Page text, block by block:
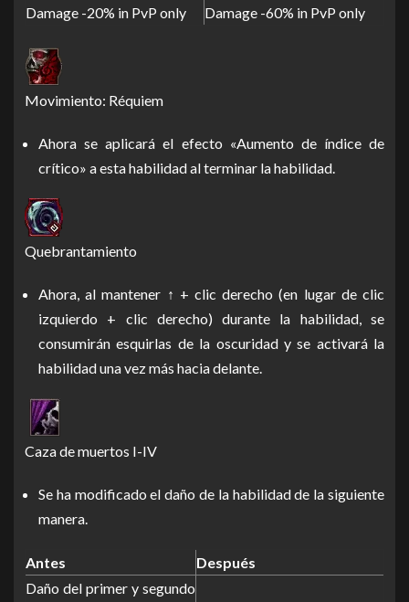
Damage -20% in PvP only Damage -60% in PvP only
Movimiento: Réquiem
Ahora se aplicará el efecto «Aumento de índice de
crítico» a esta habilidad al terminar la habilidad.
Quebrantamiento
Ahora, al mantener ↑ + clic derecho (en lugar de clic
izquierdo + clic derecho) durante la habilidad, se
consumirán esquirlas de la oscuridad y se activará la
habilidad una vez más hacia delante.
Caza de muertos I-IV
Se ha modificado el daño de la habilidad de la siguiente
manera.
Antes
Después
Daño del primer y segundo